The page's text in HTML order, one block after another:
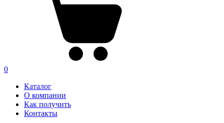
0
Каталог
О компании
Как получить
Контакты